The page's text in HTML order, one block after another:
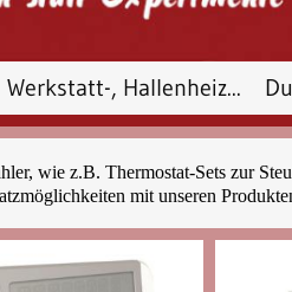
Werkstatt-, Hallenheiz...
Referenzen +
wie z.B. Thermostat-Sets zur
mit unseren